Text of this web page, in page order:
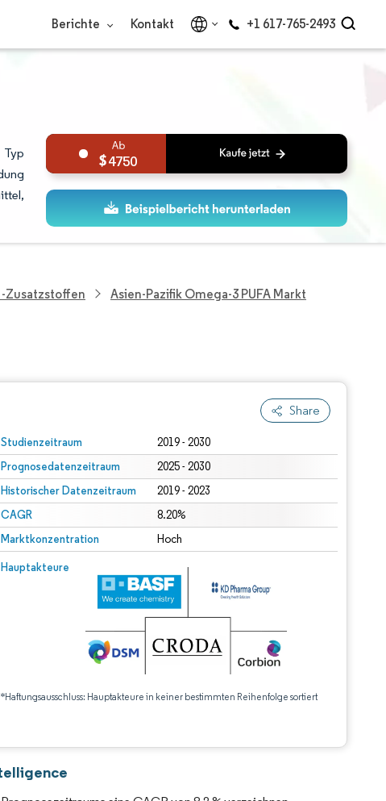
Berichte Kontakt +1 617-765-2493
4750
zusatzstoffen Asien-Pazifik Omega-3 PUFA Markt
Share
Studienzeitraum 2019 - 2030
Prognosedatenzeitraum 2025 - 2030
Historischer Datenzeitraum 2019 - 2023
CAGR 8.20%
Marktkonzentration Hoch
Hauptakteure
*Haftungsausschluss: Hauptakteure in keiner bestimmten Reihenfolge sortiert